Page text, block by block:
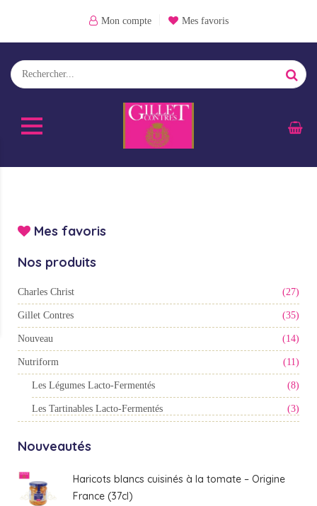
Mon compte Mes favoris
Mes favoris
Nos produits
Charles Christ (27)
Gillet Contres (35)
Nouveau (14)
Nutriform (11)
Les Légumes Lacto-Fermentés (8)
Les Tartinables Lacto-Fermentés (3)
Nouveautés
Haricots blancs cuisinés à la tomate – Origine
France (37cl)